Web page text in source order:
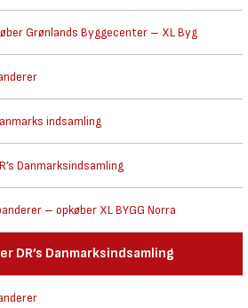
Grønlands Byggecenter – XL Byg
indsamling
Danmarksindsamling
– opkøber XL BYGG Norra
DR’s Danmarksindsamling